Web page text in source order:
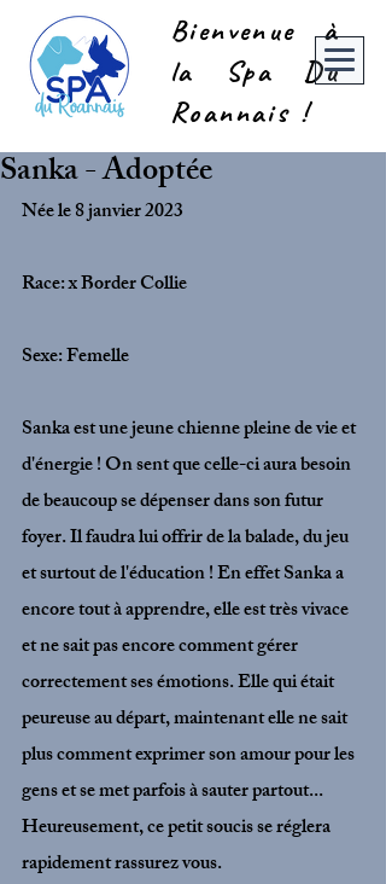
Bienvenue à
la Spa Du
Roannais !
Sanka - Adoptée
Née le 8 janvier 2023
Race: x Border Collie
Sexe: Femelle
Sanka est une jeune chienne pleine de vie et
d'énergie ! On sent que celle-ci aura besoin
de beaucoup se dépenser dans son futur
foyer. Il faudra lui offrir de la balade, du jeu
et surtout de l'éducation ! En effet Sanka a
encore tout à apprendre, elle est très vivace
et ne sait pas encore comment gérer
correctement ses émotions. Elle qui était
peureuse au départ, maintenant elle ne sait
plus comment exprimer son amour pour les
gens et se met parfois à sauter partout...
Heureusement, ce petit soucis se réglera
rapidement rassurez vous.